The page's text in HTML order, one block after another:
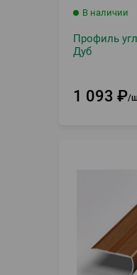
В наличии
Профиль
Дуб
1 093 ₽